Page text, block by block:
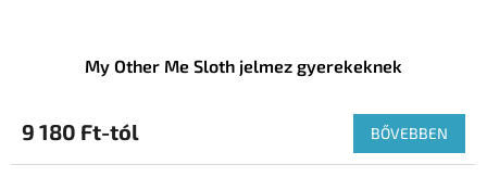
My Other Me Sloth jelmez gyerekeknek
9 180 Ft-tól BŐVEBBEN